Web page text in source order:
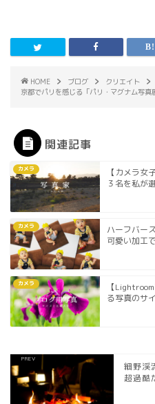
HOME ブログ クリエイト
京都でパリを感じる「パリ・マグナム写真
関連記事
カメラ
【カメラ女
３名を私が
カメラ
ハーフバー
可愛い加工
カメラ
【
る写真のサ
細野渓
超過酷